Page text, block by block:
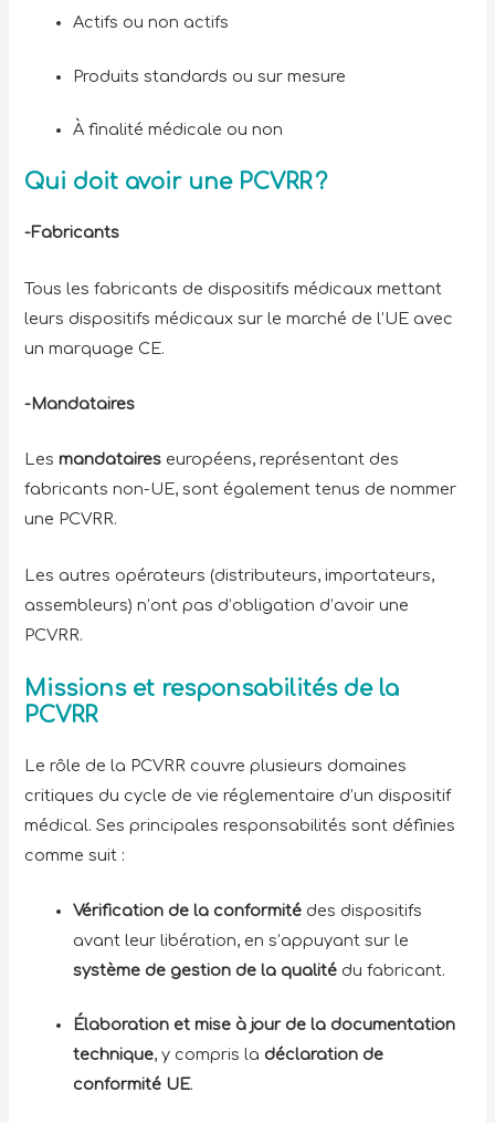
Actifs ou non actifs
Produits standards ou sur mesure
À finalité médicale ou non
Qui doit avoir une PCVRR ?
-Fabricants
Tous les fabricants de dispositifs médicaux mettant
leurs dispositifs médicaux sur le marché de l’UE avec
un marquage CE.
-Mandataires
Lesmandataires européens, représentant des
fabricants non-UE, sont également tenus de nommer
une PCVRR.
Les autres opérateurs (distributeurs, importateurs,
assembleurs) n’ont pas d’obligation d’avoir une
PCVRR.
Missions et responsabilités de la
PCVRR
Le rôle de la PCVRR couvre plusieurs domaines
critiques du cycle de vie réglementaire d’un dispositif
médical. Ses principales responsabilités sont définies
comme suit :
Vérification de la conformité des dispositifs
avant leur libération, en s’appuyant sur le
système de gestion de la qualité du fabricant.
Élaboration et mise à jour de la documentation
technique, y compris la déclaration de
conformité UE.